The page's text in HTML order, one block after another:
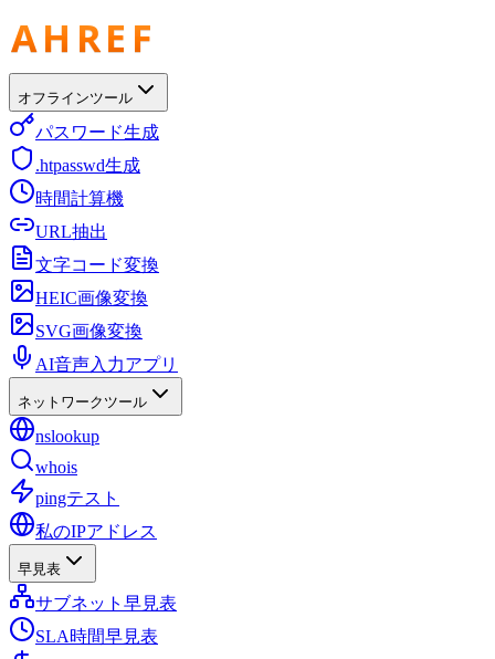
オフラインツール
パスワード生成
.htpasswd生成
時間計算機
URL抽出
文字コード変換
HEIC画像変換
SVG画像変換
AI音声入力アプリ
ネットワークツール
nslookup
whois
pingテスト
私のIPアドレス
早見表
サブネット早見表
SLA時間早見表